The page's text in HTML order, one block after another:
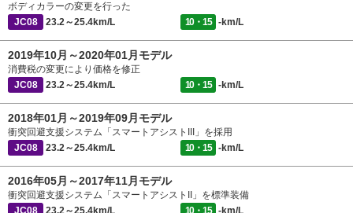
ボディカラーの変更を行った
JC08
23.2～25.4km/L 10・15 -km/L
2019年10月～2020年01月モデル
消費税の変更により価格を修正
JC08
23.2～25.4km/L 10・15 -km/L
2018年01月～2019年09月モデル
衝突回避支援システム「スマートアシストIII」を採用
JC08
23.2～25.4km/L 10・15 -km/L
2016年05月～2017年11月モデル
衝突回避支援システム「スマートアシストII」を標準装備